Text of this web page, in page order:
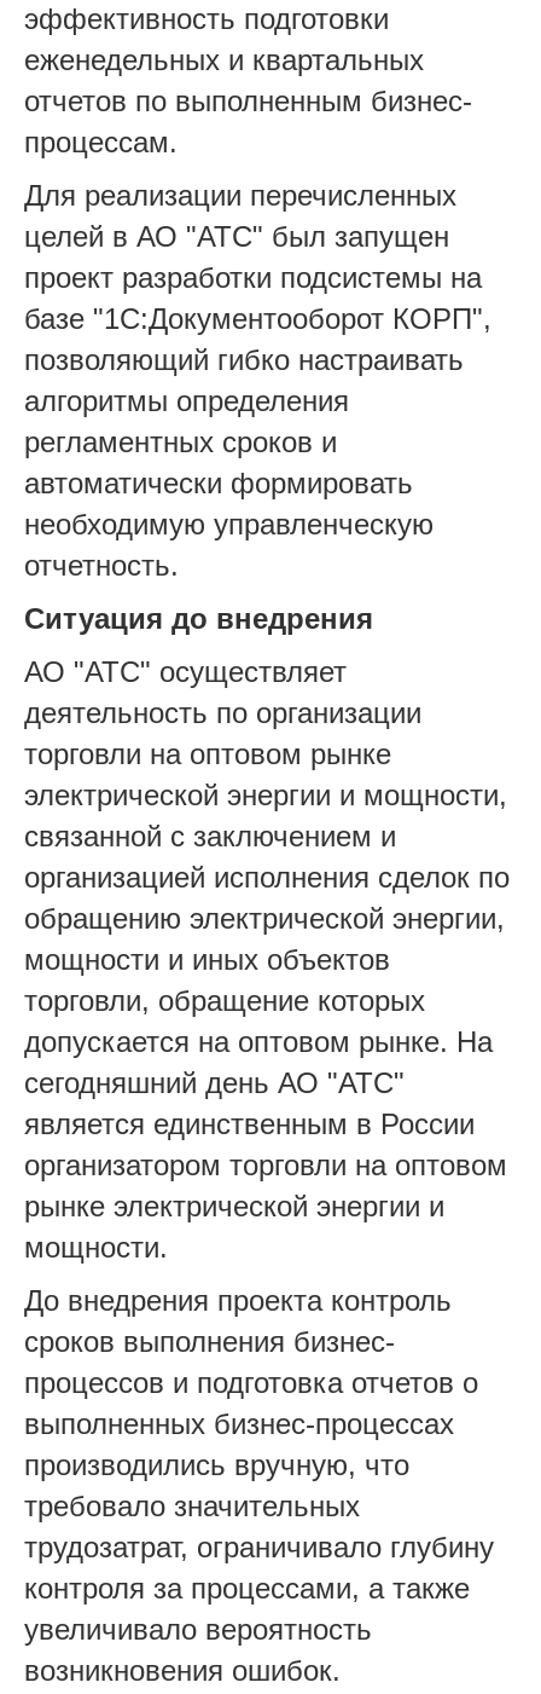
эффективность подготовки
еженедельных и квартальных
отчетов по выполненным бизнес-
процессам.
Для реализации перечисленных
целей в АО "АТС" был запущен
проект разработки подсистемы на
базе "1С:Документооборот КОРП",
позволяющий гибко настраивать
алгоритмы определения
регламентных сроков и
автоматически формировать
необходимую управленческую
отчетность.
Ситуация до внедрения
АО "АТС" осуществляет
деятельность по организации
торговли на оптовом рынке
электрической энергии и мощности,
связанной с заключением и
организацией исполнения сделок по
обращению электрической энергии,
мощности и иных объектов
торговли, обращение которых
допускается на оптовом рынке. На
сегодняшний день АО "АТС"
является единственным в России
организатором торговли на оптовом
рынке электрической энергии и
мощности.
До внедрения проекта контроль
сроков выполнения бизнес-
процессов и подготовка отчетов о
выполненных бизнес-процессах
производились вручную, что
требовало значительных
трудозатрат, ограничивало глубину
контроля за процессами, а также
увеличивало вероятность
возникновения ошибок.